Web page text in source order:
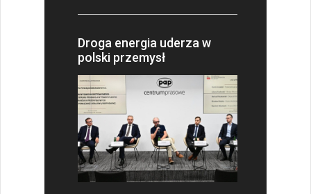
Droga energia uderza w
polski przemysł